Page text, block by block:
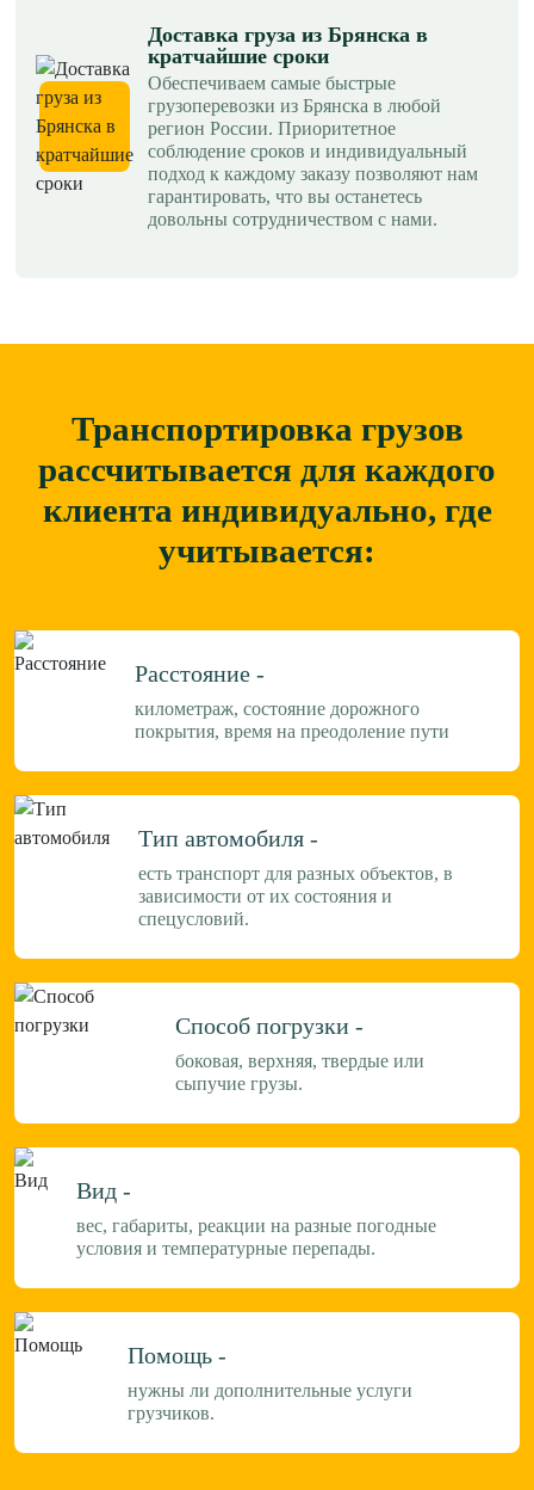
Доставка груза из Брянска в
кратчайшие сроки
Обеспечиваем самые быстрые
грузоперевозки из Брянска в любой
регион России. Приоритетное
соблюдение сроков и индивидуальный
подход к каждому заказу позволяют нам
гарантировать, что вы останетесь
довольны сотрудничеством с нами.
Транспортировка грузов
рассчитывается для каждого
клиента индивидуально, где
учитывается:
Расстояние -
километраж, состояние дорожного
покрытия, время на преодоление пути
Тип автомобиля -
есть транспорт для разных объектов, в
зависимости от их состояния и
спецусловий.
Способ погрузки -
боковая, верхняя, твердые или
сыпучие грузы.
Вид -
вес, габариты, реакции на разные погодные
условия и температурные перепады.
Помощь -
нужны ли дополнительные услуги
грузчиков.